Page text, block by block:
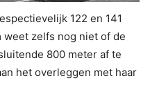
122 en 141
weet zelfs nog niet of de
800 meter af te
het overleggen met haar